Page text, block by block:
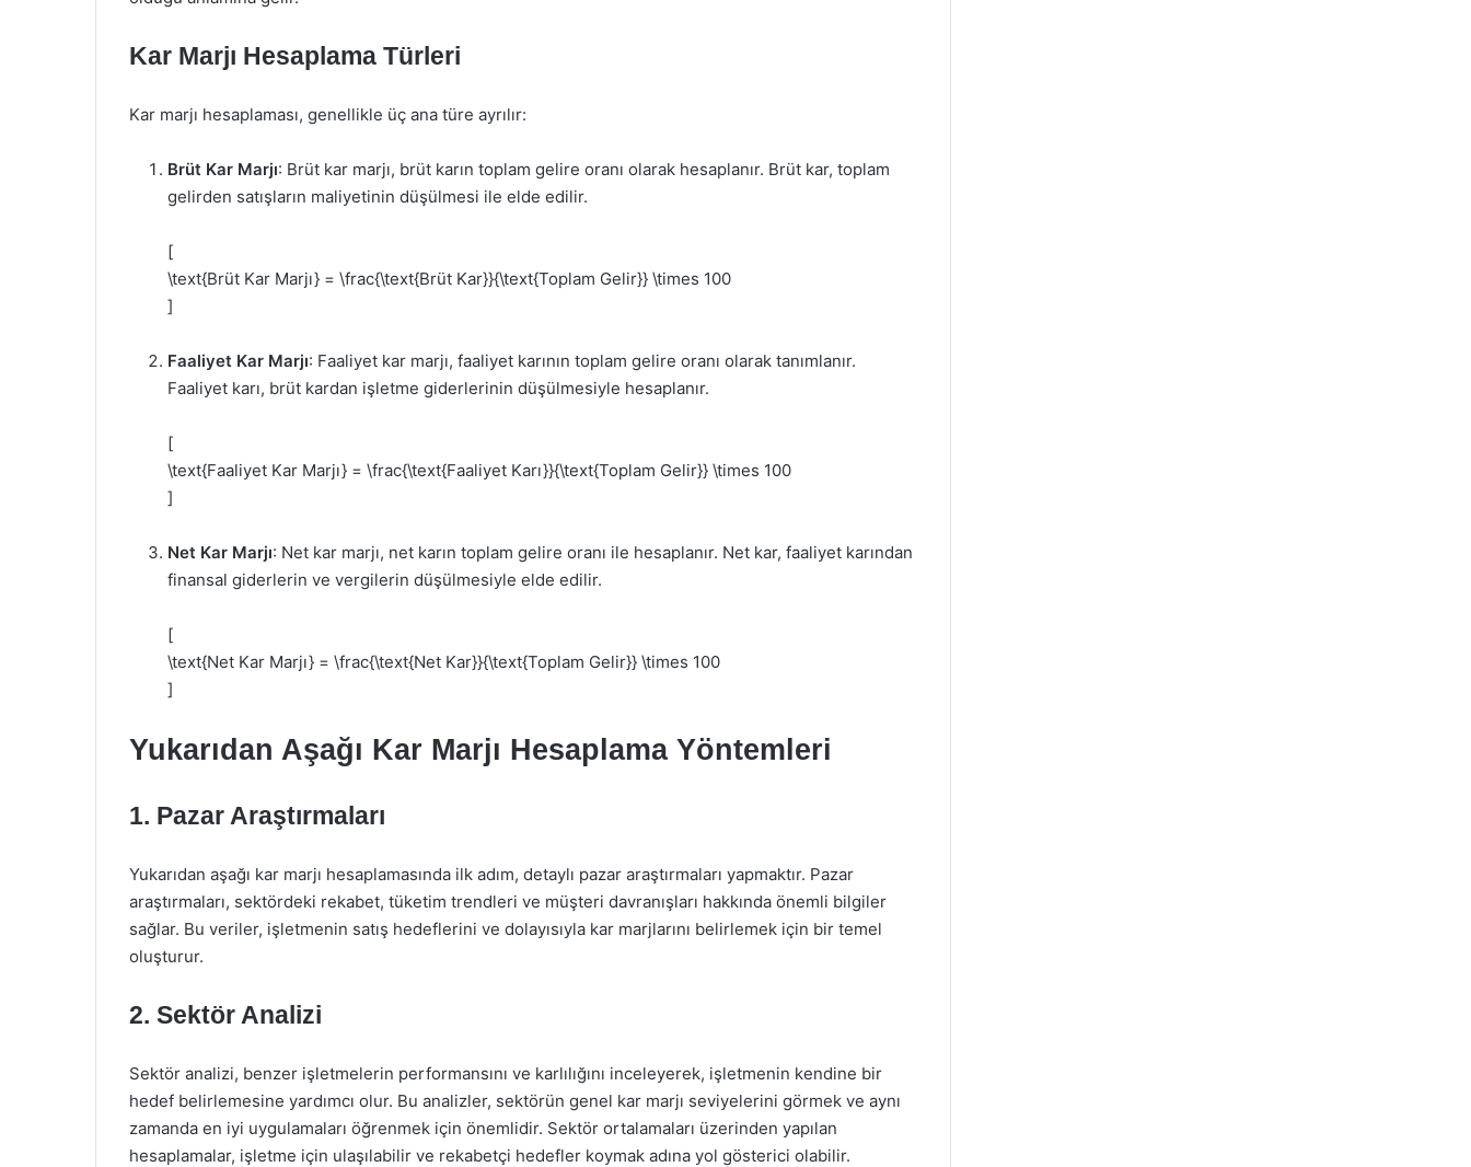
Kar Marjı Hesaplama Türleri
Kar marjı hesaplaması, genellikle üç ana türe ayrılır:
Brüt Kar Marjı: Brüt kar marjı, brüt karın toplam gelire oranı olarak hesaplanır. Brüt kar, toplam
gelirden satışların maliyetinin düşülmesi ile elde edilir.
[
\text{Brüt Kar Marjı} = \frac{\text{Brüt Kar}}{\text{Toplam Gelir}} \times 100
]
Faaliyet Kar Marjı: Faaliyet kar marjı, faaliyet karının toplam gelire oranı olarak tanımlanır.
Faaliyet karı, brüt kardan işletme giderlerinin düşülmesiyle hesaplanır.
[
\text{Faaliyet Kar Marjı} = \frac{\text{Faaliyet Karı}}{\text{Toplam Gelir}} \times 100
]
Net Kar Marjı: Net kar marjı, net karın toplam gelire oranı ile hesaplanır. Net kar, faaliyet karından
finansal giderlerin ve vergilerin düşülmesiyle elde edilir.
[
\text{Net Kar Marjı} = \frac{\text{Net Kar}}{\text{Toplam Gelir}} \times 100
]
Yukarıdan Aşağı Kar Marjı Hesaplama Yöntemleri
1. Pazar Araştırmaları
Yukarıdan aşağı kar marjı hesaplamasında ilk adım, detaylı pazar araştırmaları yapmaktır. Pazar
araştırmaları, sektördeki rekabet, tüketim trendleri ve müşteri davranışları hakkında önemli bilgiler
sağlar. Bu veriler, işletmenin satış hedeflerini ve dolayısıyla kar marjlarını belirlemek için bir temel
oluşturur.
2. Sektör Analizi
Sektör analizi, benzer işletmelerin performansını ve karlılığını inceleyerek, işletmenin kendine bir
hedef belirlemesine yardımcı olur. Bu analizler, sektörün genel kar marjı seviyelerini görmek ve aynı
zamanda en iyi uygulamaları öğrenmek için önemlidir. Sektör ortalamaları üzerinden yapılan
hesaplamalar, işletme için ulaşılabilir ve rekabetçi hedefler koymak adına yol gösterici olabilir.